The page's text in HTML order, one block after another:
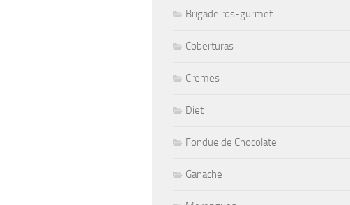
Brigadeiros-gurmet
Coberturas
Cremes
Diet
Fondue de Chocolate
Ganache